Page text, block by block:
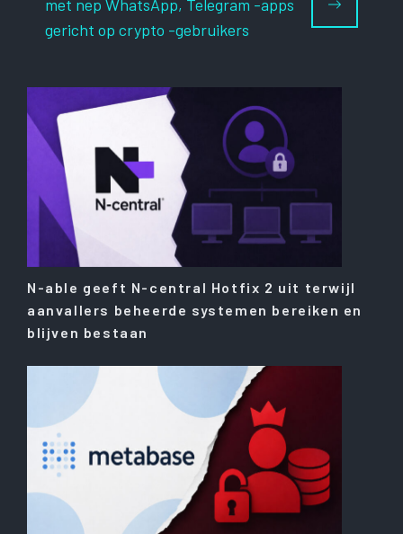
met nep WhatsApp, Telegram -apps
gericht op crypto -gebruikers
N-able geeft N-central Hotfix 2 uit terwijl
aanvallers beheerde systemen bereiken en
blijven bestaan